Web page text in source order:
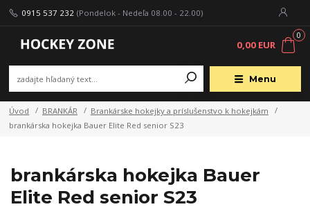
Menu
0915 537 232 (Pondelok - Nedeľa 08.00 - 22.00)
0
0,00 EUR
Úvod BRANKÁR
Brankárske hokejky a príslušenstvo k hokejkám
brankárska hokejka Bauer Elite Red senior S23
brankárska hokejka Bauer
Elite Red senior S23